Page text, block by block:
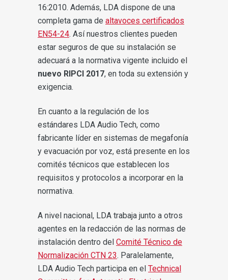
16:2010. Además, LDA dispone de una
completa gama de altavoces certificados
EN54-24. Así nuestros clientes pueden
estar seguros de que su instalación se
adecuará a la normativa vigente incluido el
nuevo RIPCI 2017, en toda su extensión y
exigencia.
En cuanto a la regulación de los
estándares LDA Audio Tech, como
fabricante líder en sistemas de megafonía
y evacuación por voz, está presente en los
comités técnicos que establecen los
requisitos y protocolos a incorporar en la
normativa.
A nivel nacional, LDA trabaja junto a otros
agentes en la redacción de las normas de
instalación dentro del Comité Técnico de
Normalización CTN 23. Paralelamente,
LDA Audio Tech participa en el Technical